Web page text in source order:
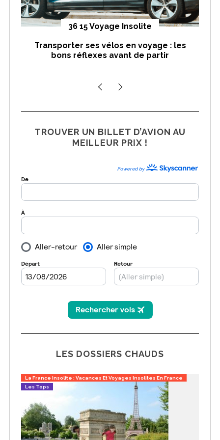
36 15 Voyage Insolite
Transporter ses vélos en voyage : les
bons réflexes avant de partir
TROUVER UN BILLET D’AVION AU
MEILLEUR PRIX !
LES DOSSIERS CHAUDS
La France Insolite : Vacances Et Voyages Insolites En France
Les Tops